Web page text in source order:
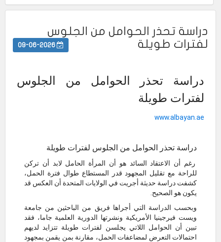
دراسة تحذر الحوامل من الجلوس
لفترات طويلة
دراسة تحذر الحوامل من الجلوس
لفترات طويلة
www.albayan.ae
دراسة تحذر الحوامل من الجلوس لفترات طويلة
رغم أن الاعتقاد السائد هو أن المرأة الحامل لابد أن تركن
للراحة مع تقليل المجهود قدر المستطاع طوال فترة الحمل،
كشفت دراسة حديثة أجريت في الولايات المتحدة أن العكس قد
يكون هو الصحيح.
وبحسب الدراسة التي أجراها فريق من الباحثين من جامعة
ويست فيرجينيا الأمريكية ونشرتها الدورية العلمية جاما، فقد
تبين أن الحوامل اللاتي يجلسن لفترات طويلة تتزايد لديهم
احتمالات التعرض لمضاعفات الحمل، مقارنة بمن يقمن بمجهود